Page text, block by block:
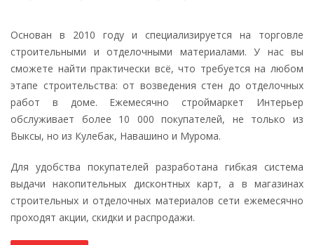
Основан в 2010 году и специализируется на торговле
строительными и отделочными материалами. У нас вы
сможете найти практически всё, что требуется на любом
этапе строительства: от возведения стен до отделочных
работ в доме. Ежемесячно строймаркет Интерьер
обслуживает более 10 000 покупателей, не только из
Выксы, но из Кулебак, Навашино и Мурома.
Для удобства покупателей разработана гибкая система
выдачи накопительных дисконтных карт, а в магазинах
строительных и отделочных материалов сети ежемесячно
проходят акции, скидки и распродажи.